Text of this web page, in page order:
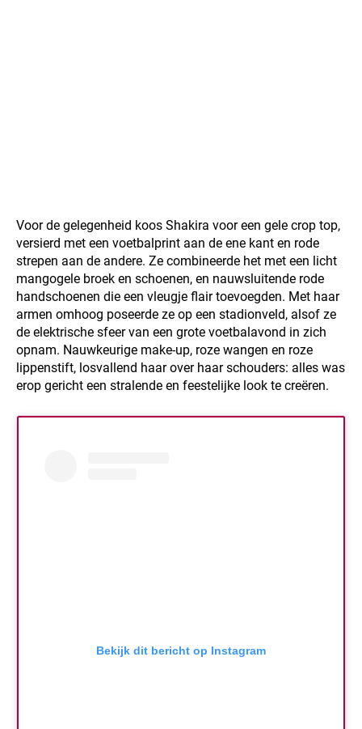
Voor de gelegenheid koos Shakira voor een gele crop top,
versierd met een voetbalprint aan de ene kant en rode
strepen aan de andere. Ze combineerde het met een licht
mangogele broek en schoenen, en nauwsluitende rode
handschoenen die een vleugje flair toevoegden. Met haar
armen omhoog poseerde ze op een stadionveld, alsof ze
de elektrische sfeer van een grote voetbalavond in zich
opnam. Nauwkeurige make-up, roze wangen en roze
lippenstift, losvallend haar over haar schouders: alles was
erop gericht een stralende en feestelijke look te creëren.
Bekijk dit bericht op Instagram